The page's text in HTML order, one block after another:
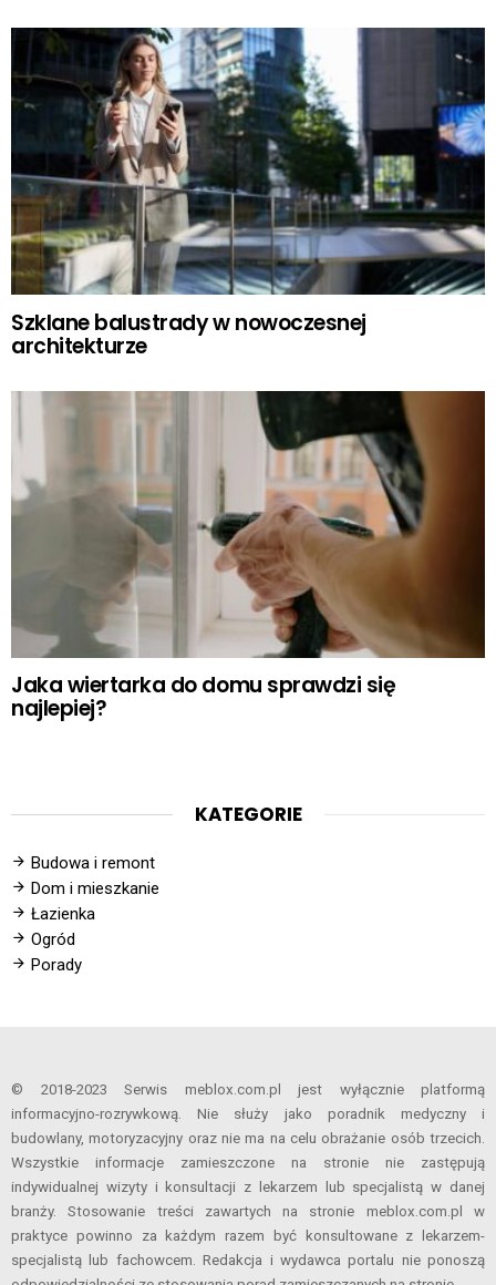
Szklane balustrady w nowoczesnej
architekturze
Jaka wiertarka do domu sprawdzi się
najlepiej?
KATEGORIE
Budowa i remont
Dom i mieszkanie
Łazienka
Ogród
Porady
© 2018-2023 Serwis meblox.com.pl jest wyłącznie platformą
informacyjno-rozrywkową. Nie służy jako poradnik medyczny i
budowlany, motoryzacyjny oraz nie ma na celu obrażanie osób trzecich.
Wszystkie informacje zamieszczone na stronie nie zastępują
indywidualnej wizyty i konsultacji z lekarzem lub specjalistą w danej
branży. Stosowanie treści zawartych na stronie meblox.com.pl w
praktyce powinno za każdym razem być konsultowane z lekarzem-
specjalistą lub fachowcem. Redakcja i wydawca portalu nie ponoszą